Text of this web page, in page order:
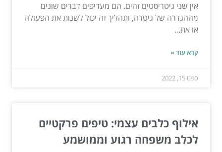
אין שני גיטריסטים זהים. הם מעדיפים דברים שונים
מההגדרה של גיטרה, ותהליך זה יכול לשנות את הפעולה
או את...
קרא עוד »
ספט 15, 2022
אילוף כלבים עצמי: טיפים פרקטיים
לכלב משפחה רגוע וממושמע